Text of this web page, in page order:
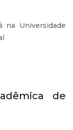
na Universidade
de